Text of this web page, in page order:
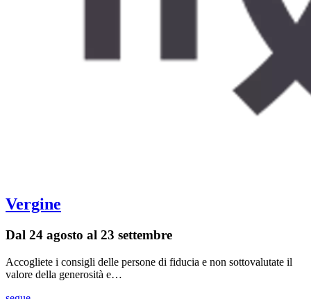
Vergine
Dal 24 agosto al 23 settembre
Accogliete i consigli delle persone di fiducia e non sottovalutate il
valore della generosità e…